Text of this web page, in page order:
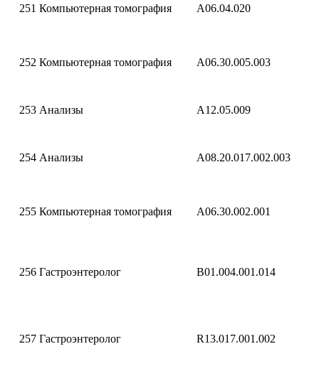
251 Компьютерная томография A06.04.020
252 Компьютерная томография A06.30.005.003
253 Анализы A12.05.009
254 Анализы A08.20.017.002.003
255 Компьютерная томография A06.30.002.001
256 Гастроэнтеролог B01.004.001.014
257 Гастроэнтеролог R13.017.001.002